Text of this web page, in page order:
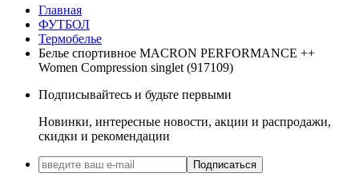
Главная
ФУТБОЛ
Термобелье
Белье спортивное MACRON PERFORMANCE ++
Women Compression singlet (917109)
Подписывайтесь и будьте первыми
Новинки, интересные новости, акции и распродажи,
скидки и рекомендации
Подписаться